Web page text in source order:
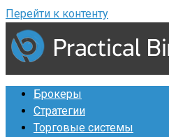
Перейти к контенту
Брокеры
Стратегии
Торговые системы